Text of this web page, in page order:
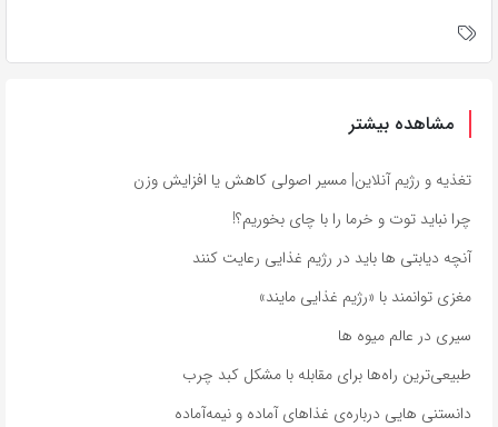
مشاهده بیشتر
تغذیه و رژیم آنلاین| مسیر اصولی کاهش یا افزایش وزن
چرا نباید توت و خرما را با چای بخوریم؟!
آنچه دیابتی ها باید در رژیم غذایی رعایت کنند
مغزی توانمند با «رژیم غذایی مایند»
سیری در عالم میوه‌ ها
طبیعی‌ترین راه‌ها برای مقابله با مشکل کبد چرب
دانستنی هایی درباره‌ی غذاهای آماده و نیمه‌آماده